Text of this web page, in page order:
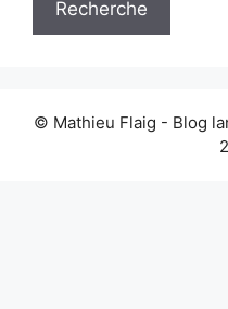
© Mathieu Flaig - Blog